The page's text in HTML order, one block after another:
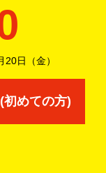
20日（金）
初めての方)